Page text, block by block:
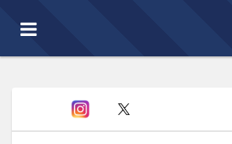
Toggle
navigation